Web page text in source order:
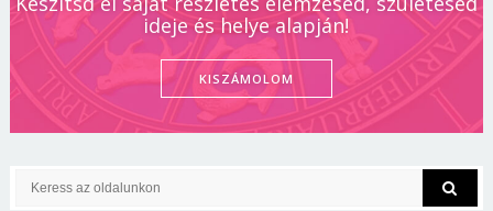
ideje és helye alapján!
KISZÁMOLOM